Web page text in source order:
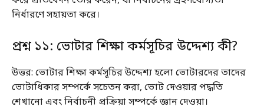
নির্ধারণে সহায়তা করে।
প্রশ্ন ১১: ভোটার শিক্ষা কর্মসূচির উদ্দেশ্য কী?
উত্তর: ভোটার শিক্ষা কর্মসূচির উদ্দেশ্য হলো ভোটারদের তাদের
ভোটাধিকার সম্পর্কে সচেতন করা, ভোট দেওয়ার পদ্ধতি
শেখানো এবং নির্বাচনী প্রক্রিয়া সম্পর্কে জ্ঞান দেওয়া।